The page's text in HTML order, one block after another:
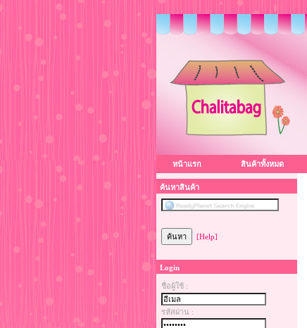
หน้าแรก สินค้าทั้งหมด
ค้นหาสินค้า
[Help]
Login
ชื่อผู้ใช้ :
รหัสผ่าน :